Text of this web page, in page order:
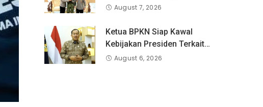
Pangdam Jaya Kunjungi
August 7, 2026
Ketua BPKN Siap Kawal
Kebijakan Presiden Terkait
Potongan Biaya Bagi
August 6, 2026